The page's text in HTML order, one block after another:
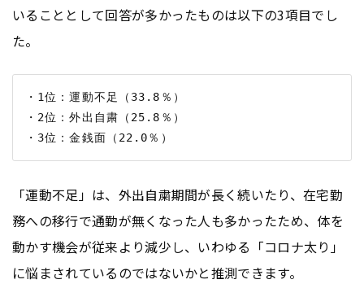
いることとして回答が多かったものは以下の3項目でし
た。
・1位：運動不足（33.8％）
・2位：外出自粛（25.8％）
「運動不足」は、外出自粛期間が長く続いたり、在宅勤
務への移行で通勤が無くなった人も多かったため、体を
動かす機会が従来より減少し、いわゆる「コロナ太り」
に悩まされているのではないかと推測できます。